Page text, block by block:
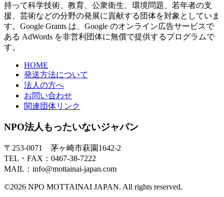
持って科学技術、教育、公衆衛生、環境問題、若年者の支
援、芸術などの分野の発展に貢献する団体を対象としていま
す。Google Grants は、Google のオンライン広告サービスで
ある AdWords を非営利団体に無償で提供するプログラムで
す。
HOME
発送方法について
法人の方へ
お問い合わせ
関連団体リンク
NPO法人もったいないジャパン
〒253-0071 茅ヶ崎市萩園1642-2
TEL・FAX：0467-38-7222
MAIL：info@mottainai-japan.com
©2026 NPO MOTTAINAI JAPAN. All rights reserved.